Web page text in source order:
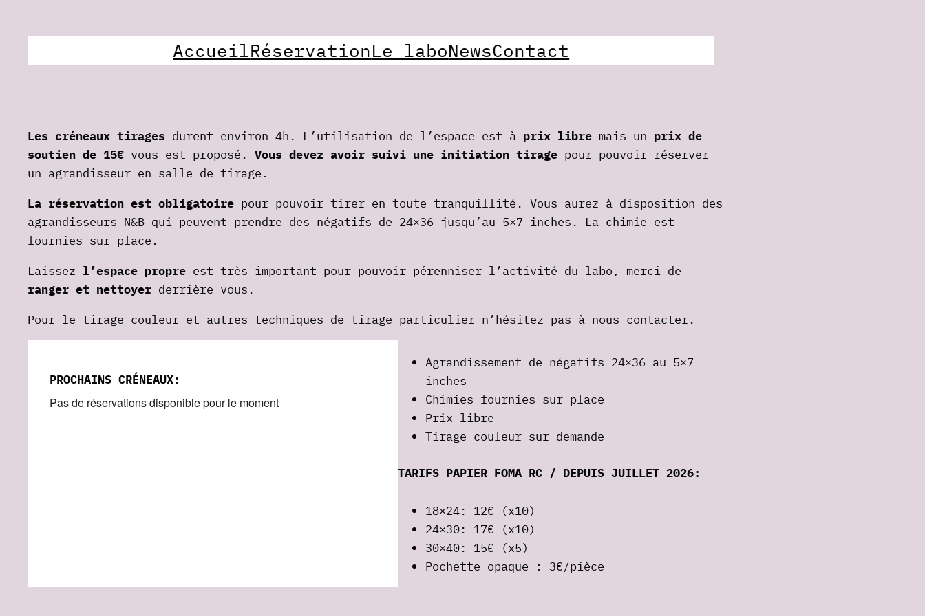
AccueilRéservationLe laboNewsContact
Les créneaux tirages durent environ 4h. L’utilisation de l’espace est à prix libre mais un prix de
soutien de 15€ vous est proposé. Vous devez avoir suivi une initiation tirage pour pouvoir réserver
un agrandisseur en salle de tirage.
La réservation est obligatoire pour pouvoir tirer en toute tranquillité. Vous aurez à disposition des
agrandisseurs N&B qui peuvent prendre des négatifs de 24×36 jusqu’au 5×7 inches. La chimie est
fournies sur place.
Laissez l’espace propre est très important pour pouvoir pérenniser l’activité du labo, merci de
ranger et nettoyer derrière vous.
Pour le tirage couleur et autres techniques de tirage particulier n’hésitez pas à nous contacter.
PROCHAINS CRÉNEAUX:
Pas de réservations disponible pour le moment
Agrandissement de négatifs 24×36 au 5×7
inches
Chimies fournies sur place
Prix libre
Tirage couleur sur demande
TARIFS PAPIER FOMA RC / DEPUIS JUILLET 2026:
18×24: 12€ (x10)
24×30: 17€ (x10)
30×40: 15€ (x5)
Pochette opaque : 3€/pièce